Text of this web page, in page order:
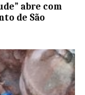
abre com
de São